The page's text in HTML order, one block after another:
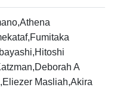
A
Masliah,Akira